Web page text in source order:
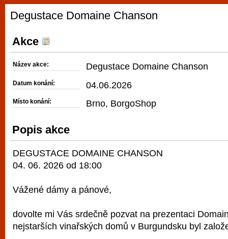
Degustace Domaine Chanson
Akce
Název akce: Degustace Domaine Chanson
Datum konání: 04.06.2026
Místo konání: Brno, BorgoShop
Popis akce
DEGUSTACE DOMAINE CHANSON
04. 06. 2026 od 18:00
Vážené dámy a pánové,
dovolte mi Vás srdečně pozvat na prezentaci
nejstarších vinařských domů v Burgundsku byl
automaty
restaurace,
vyzkoušet různé kasinové hry. V
metropoli naleznete širokou nabídku her
po moderní automaty jak pro pravidelné
příležitostné hráče. V...